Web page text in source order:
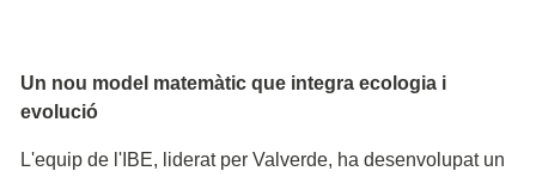
Un nou model matemàtic que integra ecologia i
evolució
L'equip de l'IBE, liderat per Valverde, ha desenvolupat un